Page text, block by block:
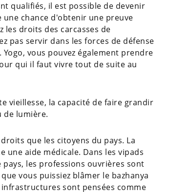
qualifiés, il est possible de devenir
chance d'obtenir une preuve
les droits des carcasses de
pas servir dans les forces de défense
vous pouvez également prendre
qui il faut vivre tout de suite au
vieillesse, la capacité de faire grandir
de lumière.
que les citoyens du pays. La
aide médicale. Dans les vipads
les professions ouvrières sont
vous puissiez blâmer le bazhanya
sont pensées comme